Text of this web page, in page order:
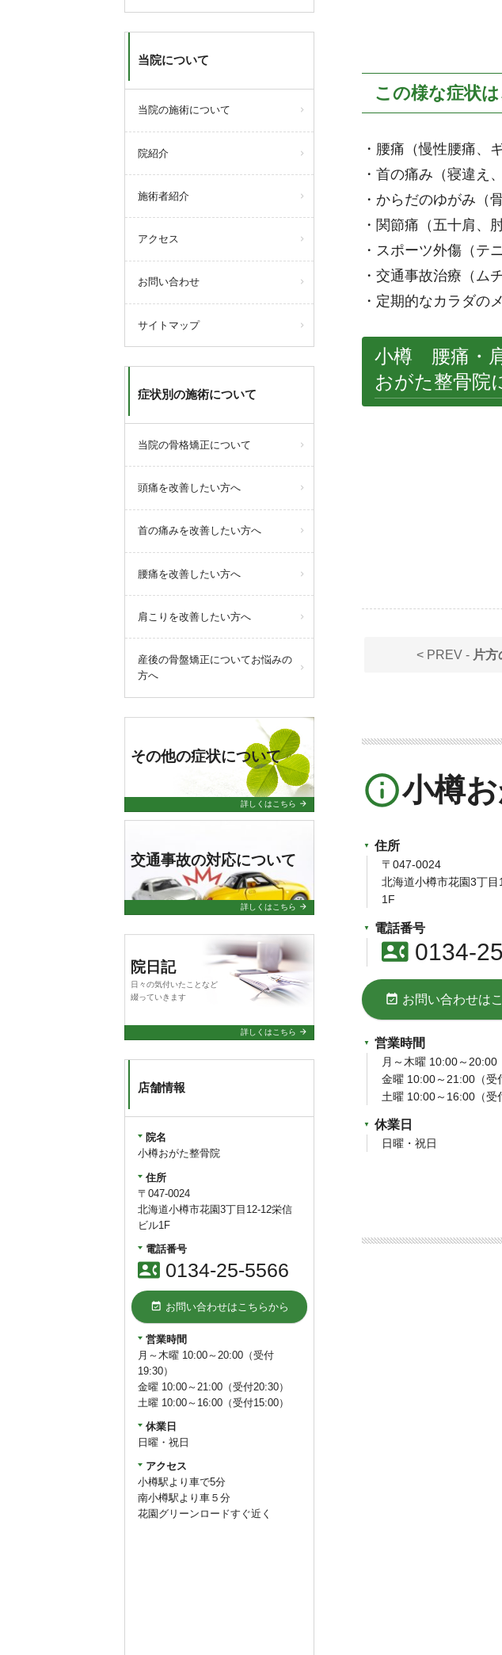
この様な症状
・腰痛（慢性腰痛、
・首の痛み（寝違え
・からだのゆがみ（
・関節痛（五十肩、
・スポーツ外傷（テ
・交通事故治療（ム
・定期的なカラダの
小樽 腰痛・
おがた整骨院
< PREV - 片
info_outline小樽
住所
〒047-0024
北海道小樽市花園3丁
1F
電話番号
contact_phone0134-
event_available お問い合わせは
営業時間
月～木曜 10:00～20:00
金曜 10:00～21:00（受
土曜 10:00～16:00（受
休業日
日曜・祝日
当院について
当院の施術について
院紹介
施術者紹介
アクセス
お問い合わせ
サイトマップ
症状別の施術について
当院の骨格矯正について
頭痛を改善したい方へ
首の痛みを改善したい方へ
腰痛を改善したい方へ
肩こりを改善したい方へ
産後の骨盤矯正についてお悩みの
方へ
その他の症状について
詳しくはこちら arrow_forward
交通事故の対応について
詳しくはこちら arrow_forward
院日記
日々の気付いたことなど
綴っていきます
詳しくはこちら arrow_forward
店舗情報
院名
小樽おがた整骨院
住所
〒047-0024
北海道小樽市花園3丁目12-12栄信
ビル1F
電話番号
contact_phone 0134-25-5566
event_available お問い合わせはこちらから
営業時間
月～木曜 10:00～20:00（受付
19:30）
金曜 10:00～21:00（受付20:30）
土曜 10:00～16:00（受付15:00）
休業日
日曜・祝日
アクセス
小樽駅より車で5分
南小樽駅より車５分
花園グリーンロードすぐ近く